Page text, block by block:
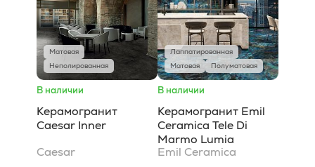
Матовая
Неполированная
В наличии
Керамогранит
Caesar Inner
Caesar
Лаппатированная
Матовая
Полуматовая
В наличии
Керамогранит Emil
Ceramica Tele Di
Marmo Lumia
Emil Ceramica